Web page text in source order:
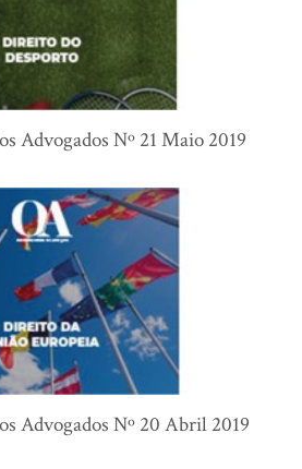
Advogados Nº 21 Maio 2019
Advogados Nº 20 Abril 2019